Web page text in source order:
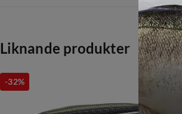
Liknande produkter
-32%